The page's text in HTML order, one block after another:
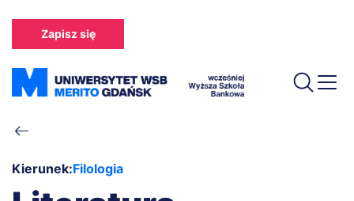
treści
Zapisz się
Ścieżka
nawigacyjna
Kierunek:Filologia